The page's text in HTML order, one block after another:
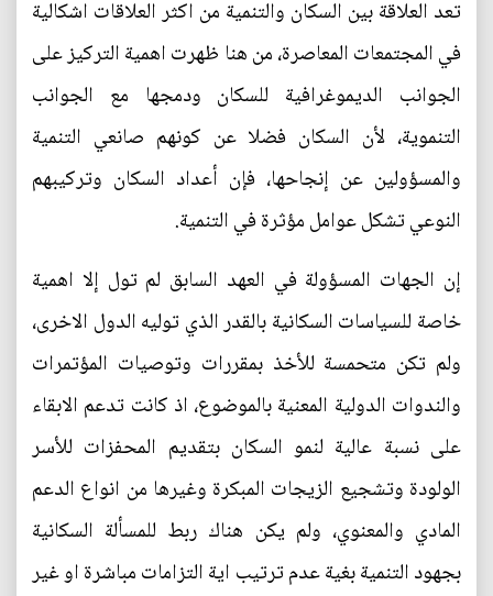
تعد العلاقة بين السكان والتنمية من اكثر العلاقات اشكالية
في المجتمعات المعاصرة، من هنا ظهرت اهمية التركيز على
الجوانب الديموغرافية للسكان ودمجها مع الجوانب
التنموية، لأن السكان فضلا عن كونهم صانعي التنمية
والمسؤولين عن إنجاحها، فإن أعداد السكان وتركيبهم
النوعي تشكل عوامل مؤثرة في التنمية.
إن الجهات المسؤولة في العهد السابق لم تول إلا اهمية
خاصة للسياسات السكانية بالقدر الذي توليه الدول الاخرى،
ولم تكن متحمسة للأخذ بمقررات وتوصيات المؤتمرات
والندوات الدولية المعنية بالموضوع، اذ كانت تدعم الابقاء
على نسبة عالية لنمو السكان بتقديم المحفزات للأسر
الولودة وتشجيع الزيجات المبكرة وغيرها من انواع الدعم
المادي والمعنوي، ولم يكن هناك ربط للمسألة السكانية
بجهود التنمية بغية عدم ترتيب اية التزامات مباشرة او غير